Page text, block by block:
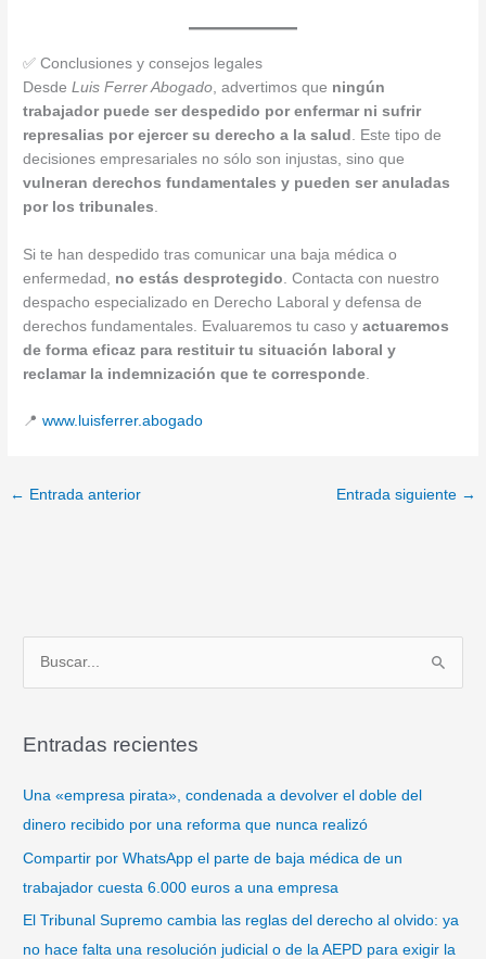
✅ Conclusiones y consejos legales
DesdeLuis Ferrer Abogado , advertimos que ningún
trabajador puede ser despedido por enfermar ni sufrir
represalias por ejercer su derecho a la salud . Este tipo de
decisiones empresariales no sólo son injustas, sino que
vulneran derechos fundamentales y pueden ser anuladas
por los tribunales
Si te han despedido tras comunicar una baja médica o
enfermedad, no estás desprotegido . Contacta con nuestro
despacho especializado en Derecho Laboral y defensa de
derechos fundamentales. Evaluaremos tu caso yactuaremos
de forma eficaz para restituir tu situación laboral y
reclamar la indemnización que te corresponde
📍www.luisferrer.abogado
← Entrada anterior Entrada siguiente →
c
Entradas recientes
Una «empresa pirata», condenada a devolver el doble del
dinero recibido por una reforma que nunca realizó
Compartir por WhatsApp el parte de baja médica de un
trabajador cuesta 6.000 euros a una empresa
El Tribunal Supremo cambia las reglas del derecho al olvido: ya
no hace falta una resolución judicial o de la AEPD para exigir la